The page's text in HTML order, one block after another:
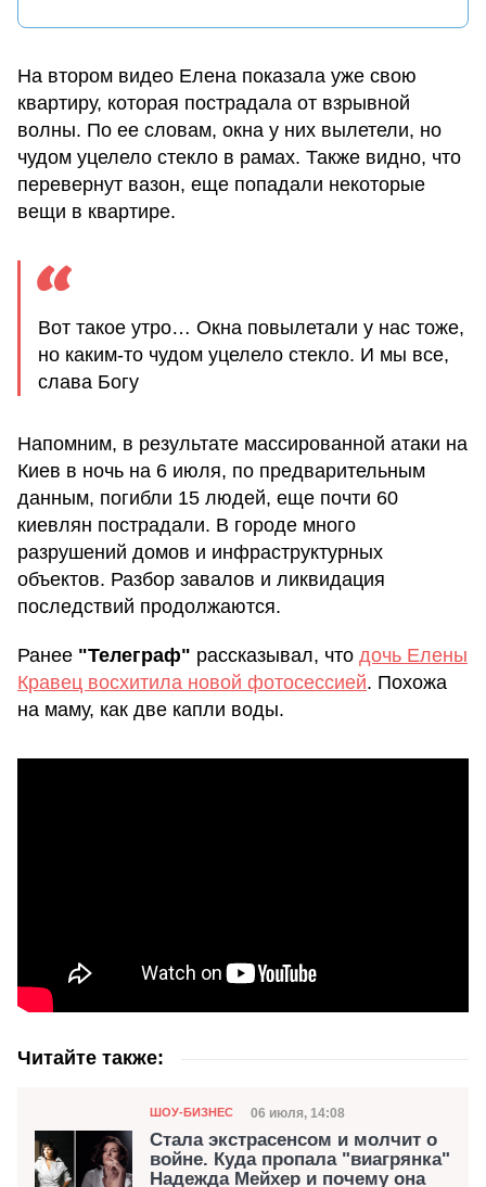
На втором видео Елена показала уже свою
квартиру, которая пострадала от взрывной
волны. По ее словам, окна у них вылетели, но
чудом уцелело стекло в рамах. Также видно, что
перевернут вазон, еще попадали некоторые
вещи в квартире.
Вот такое утро… Окна повылетали у нас тоже,
но каким-то чудом уцелело стекло. И мы все,
слава Богу
Напомним, в результате массированной атаки на
Киев в ночь на 6 июля, по предварительным
данным, погибли 15 людей, еще почти 60
киевлян пострадали. В городе много
разрушений домов и инфраструктурных
объектов. Разбор завалов и ликвидация
последствий продолжаются.
Ранее "Телеграф" рассказывал, что дочь Елены
Кравец восхитила новой фотосессией. Похожа
на маму, как две капли воды.
Читайте также:
Категория
ШОУ-БИЗНЕС Дата публикации
06 июля, 14:08
Стала экстрасенсом и молчит о
войне. Куда пропала "виагрянка"
Надежда Мейхер и почему она